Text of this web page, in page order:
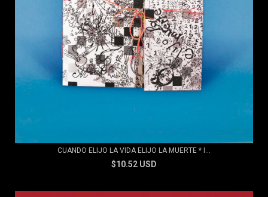
CUANDO ELIJO LA VIDA ELIJO LA MUERTE * I...
$10.52 USD